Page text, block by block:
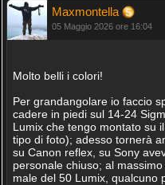
Maxmontella
05 Maggio 2026 ore 16:04
Molto belli i colori!
Per grandangolare io faccio
cadere in piedi sul 14-24
Lumix che tengo montato su
tipo di foto); adesso tornerà
su Canon reflex, su Sony
personale chiuso; al
male del 50 Lumix, qualcuno